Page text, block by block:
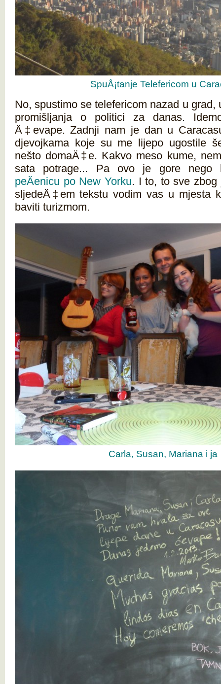
SpuÅ¡tanje Telefericom u
No, spustimo se telefericom nazad u grad,
promišljanja o politici za danas.
Ä‡evape. Zadnji nam je dan u
djevojkama koje su me lijepo ugostile
nešto domaÄ‡e. Kakvo meso kume,
sata potrage... Pa ovo je gore
peÄenicu po New Yorku. I to, to sve zbog
sljedeÄ‡em tekstu vodim vas u mjesta
baviti turizmom.
Carla, Susan, Mariana i ja